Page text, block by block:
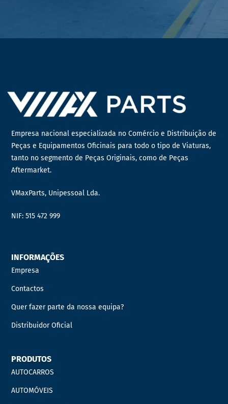
Empresa nacional especializada no Comércio e Distribuição de
Peças e Equipamentos Oficinais para todo o tipo de Viaturas,
tanto no segmento de Peças Originais, como de Peças
Aftermarket.
VMaxParts, Unipessoal Lda.
NIF: 515 472 999
INFORMAÇÕES
Empresa
Contactos
Quer fazer parte da nossa equipa?
Distribuidor Oficial
PRODUTOS
AUTOCARROS
AUTOMÓVEIS